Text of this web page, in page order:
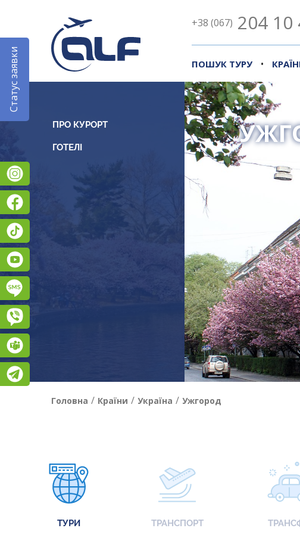
+38 (067) 204 10
ПОШУК ТУРУ •
Статус заявки
Підписатися на SMS розсилку
ПРО КУРОРТ
Головна / Країни / Україна / Ужгород
ТУРИ ТРАНСПОРТ